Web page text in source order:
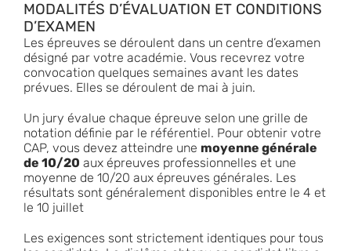
MODALITÉS D’ÉVALUATION ET CONDITIONS
D’EXAMEN
Les épreuves se déroulent dans un centre d’examen
désigné par votre académie. Vous recevrez votre
convocation quelques semaines avant les dates
prévues. Elles se déroulent de mai à juin.
Un jury évalue chaque épreuve selon une grille de
notation définie par le référentiel. Pour obtenir votre
CAP, vous devez atteindre une moyenne générale
de 10/20 aux épreuves professionnelles et une
moyenne de 10/20 aux épreuves générales. Les
résultats sont généralement disponibles entre le 4 et
le 10 juillet
Les exigences sont strictement identiques pour tous